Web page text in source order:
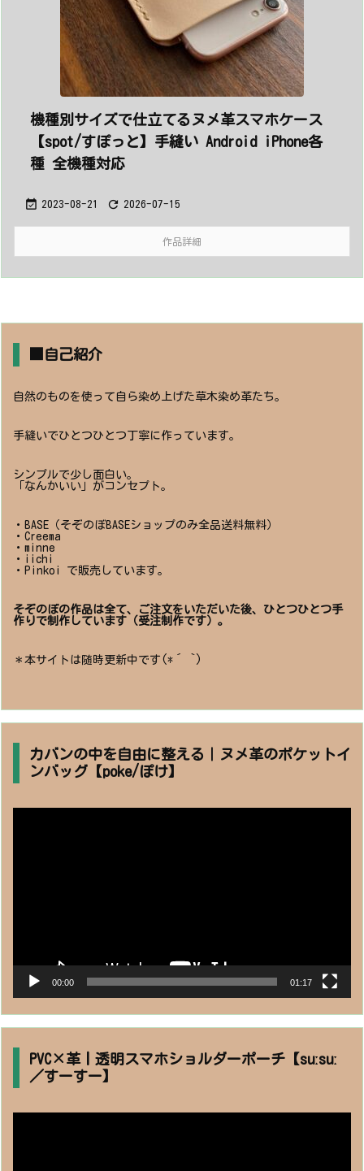
機種別サイズで仕立てるヌメ革スマホケース
【spot/すぽっと】手縫い Android iPhone各
種 全機種対応
 2023-08-21  2026-07-15
作品詳細
■自己紹介
自然のものを使って自ら染め上げた草木染め革たち。
手縫いでひとつひとつ丁寧に作っています。
シンプルで少し面白い。
「なんかいい」がコンセプト。
・BASE（そぞのぼBASEショップのみ全品送料無料）
・Creema
・minne
・iichi
・Pinkoi で販売しています。
そぞのぼの作品は全て、ご注文をいただいた後、ひとつひとつ手
作りで制作しています（受注制作です）。
＊本サイトは随時更新中です(*´ `)
カバンの中を自由に整える｜ヌメ革のポケットイ
ンバッグ【poke/ぽけ】
00:00 01:17
PVC×革丨透明スマホショルダーポーチ【suːsuː
／すーすー】